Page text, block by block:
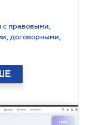
с правовыми,
договорными,